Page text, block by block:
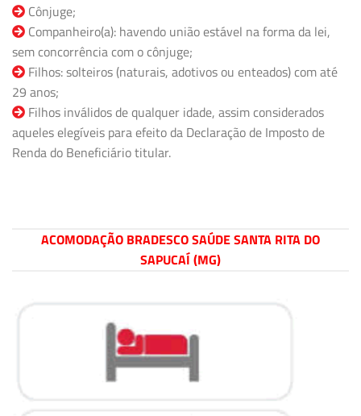
Cônjuge;
Companheiro(a): havendo união estável na forma da lei,
sem concorrência com o cônjuge;
Filhos: solteiros (naturais, adotivos ou enteados) com até
29 anos;
Filhos inválidos de qualquer idade, assim considerados
aqueles elegíveis para efeito da Declaração de Imposto de
Renda do Beneficiário titular.
ACOMODAÇÃO BRADESCO SAÚDE SANTA RITA DO
SAPUCAÍ (MG)